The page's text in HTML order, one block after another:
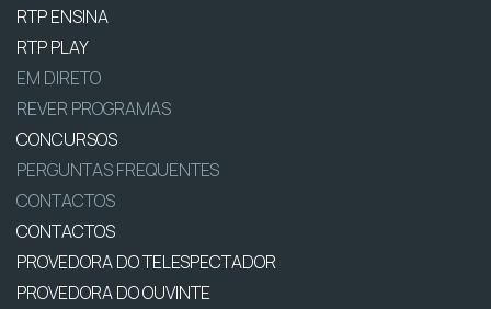
RTP ENSINA
RTP PLAY
EM DIRETO
REVER PROGRAMAS
CONCURSOS
PERGUNTAS FREQUENTES
CONTACTOS
CONTACTOS
PROVEDORA DO TELESPECTADOR
PROVEDORA DO OUVINTE